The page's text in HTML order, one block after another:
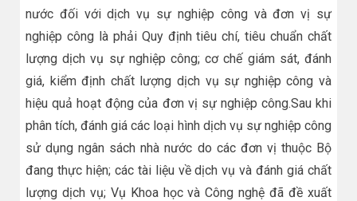
nước đối với dịch vụ sự nghiệp công và đơn vị sự
nghiệp công là phải Quy định tiêu chí, tiêu chuẩn chất
lượng dịch vụ sự nghiệp công; cơ chế giám sát, đánh
giá, kiểm định chất lượng dịch vụ sự nghiệp công và
hiệu quả hoạt động của đơn vị sự nghiệp công.Sau khi
phân tích, đánh giá các loại hình dịch vụ sự nghiệp công
sử dụng ngân sách nhà nước do các đơn vị thuộc Bộ
đang thực hiện; các tài liệu về dịch vụ và đánh giá chất
lượng dịch vụ; Vụ Khoa học và Công nghệ đã đề xuất